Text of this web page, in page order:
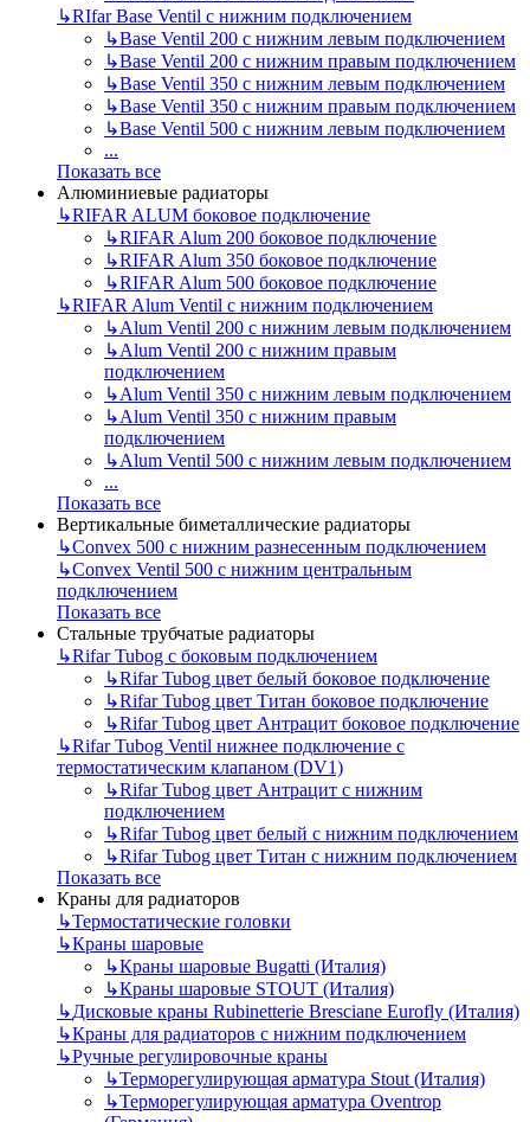
↳RIfar Base Ventil с нижним подключением
↳Base Ventil 200 с нижним левым подключением
↳Base Ventil 200 с нижним правым подключением
↳Base Ventil 350 с нижним левым подключением
↳Base Ventil 350 с нижним правым подключением
↳Base Ventil 500 с нижним левым подключением
...
Показать все
Алюминиевые радиаторы
↳RIFAR ALUM боковое подключение
↳RIFAR Alum 200 боковое подключение
↳RIFAR Alum 350 боковое подключение
↳RIFAR Alum 500 боковое подключение
↳RIFAR Alum Ventil с нижним подключением
↳Alum Ventil 200 с нижним левым подключением
↳Alum Ventil 200 с нижним правым
подключением
↳Alum Ventil 350 с нижним левым подключением
↳Alum Ventil 350 с нижним правым
подключением
↳Alum Ventil 500 с нижним левым подключением
...
Показать все
Вертикальные биметаллические радиаторы
↳Convex 500 с нижним разнесенным подключением
↳Convex Ventil 500 с нижним центральным
подключением
Показать все
Стальные трубчатые радиаторы
↳Rifar Tubog с боковым подключением
↳Rifar Tubog цвет белый боковое подключение
↳Rifar Tubog цвет Титан боковое подключение
↳Rifar Tubog цвет Антрацит боковое подключение
↳Rifar Tubog Ventil нижнее подключение с
термостатическим клапаном (DV1)
↳Rifar Tubog цвет Антрацит с нижним
подключением
↳Rifar Tubog цвет белый с нижним подключением
↳Rifar Tubog цвет Титан с нижним подключением
Показать все
Краны для радиаторов
↳Термостатические головки
↳Краны шаровые
↳Краны шаровые Bugatti (Италия)
↳Краны шаровые STOUT (Италия)
↳Дисковые краны Rubinetterie Bresciane Eurofly (Италия)
↳Краны для радиаторов с нижним подключением
↳Ручные регулировочные краны
↳Терморегулирующая арматура Stout (Италия)
↳Терморегулирующая арматура Oventrop